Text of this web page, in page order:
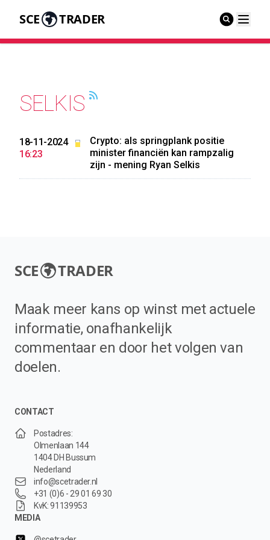
SCE TRADER
SELKIS
18-11-2024
16:23
Crypto: als springplank positie
minister financiën kan rampzalig
zijn - mening Ryan Selkis
SCE TRADER
Maak meer kans op winst met actuele
informatie, onafhankelijk
commentaar en door het volgen van
doelen.
CONTACT
Postadres:
Olmenlaan 144
1404 DH Bussum
Nederland
info@scetrader.nl
+31 (0)6 - 29 01 69 30
KvK: 91139953
MEDIA